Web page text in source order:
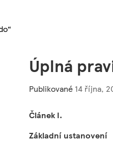
Úplná
Publikované 14 října,
Článek I.
Základní ustanovení